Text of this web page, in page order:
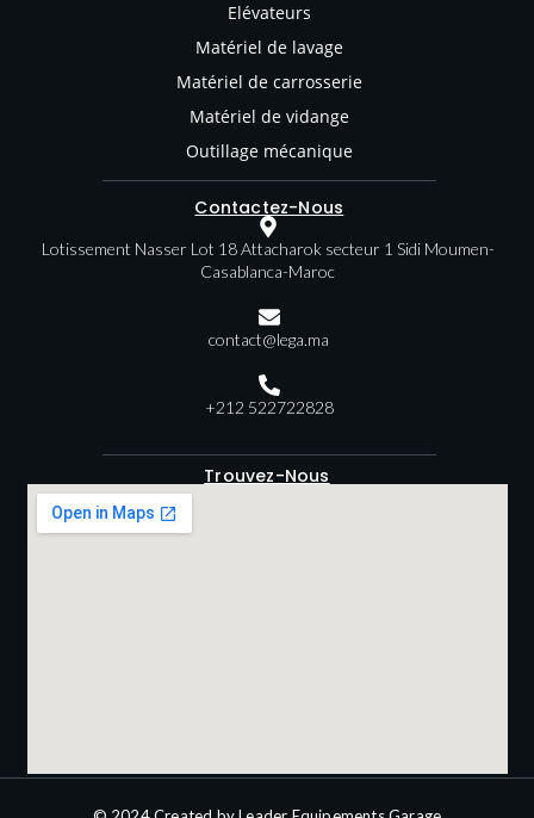
Elévateurs
Matériel de lavage
Matériel de carrosserie
Matériel de vidange
Outillage mécanique
Contactez-Nous
Lotissement Nasser Lot 18 Attacharok secteur 1 Sidi Moumen-
Casablanca-Maroc
contact@lega.ma
+212 522722828
Trouvez-Nous